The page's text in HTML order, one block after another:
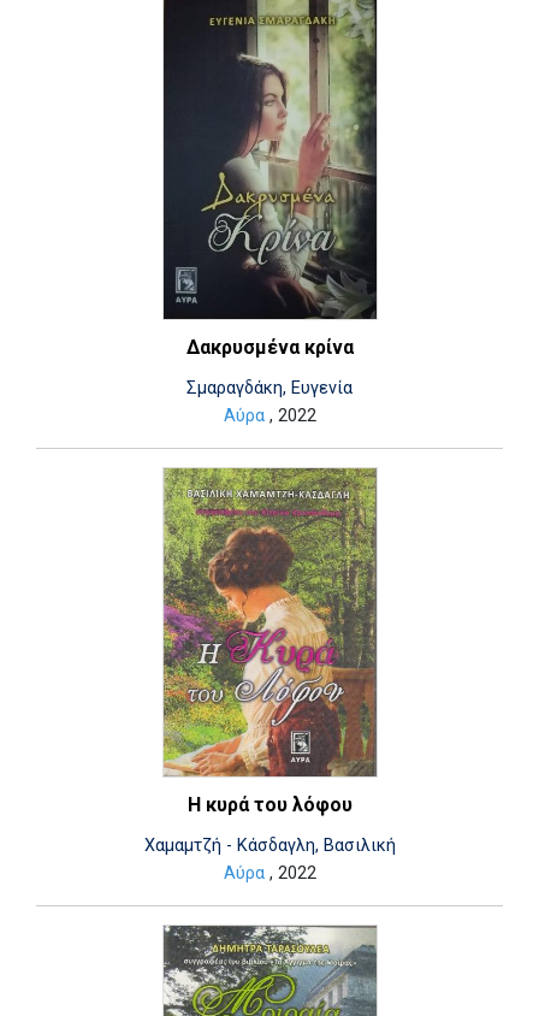
Δακρυσμένα κρίνα
Σμαραγδάκη, Ευγενία
Αύρα , 2022
Η κυρά του λόφου
Χαμαμτζή - Κάσδαγλη, Βασιλική
Αύρα , 2022